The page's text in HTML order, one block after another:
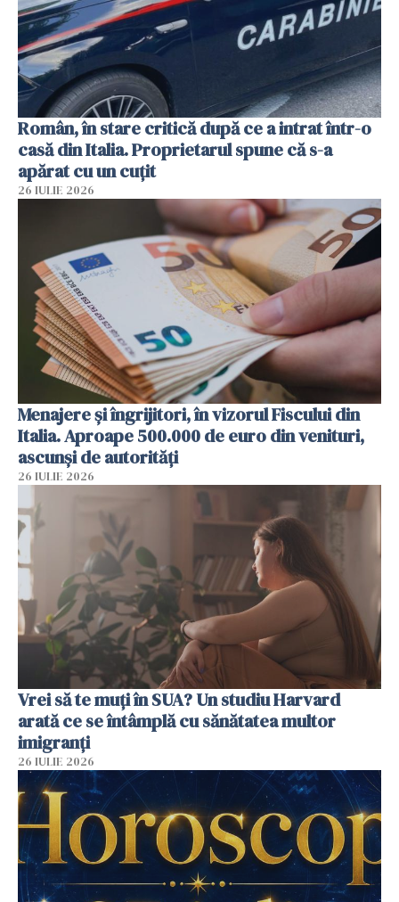
Român, în stare critică după ce a intrat într-o
casă din Italia. Proprietarul spune că s-a
apărat cu un cuțit
26 IULIE 2026
Menajere și îngrijitori, în vizorul Fiscului din
Italia. Aproape 500.000 de euro din venituri,
ascunși de autorități
26 IULIE 2026
Vrei să te muți în SUA? Un studiu Harvard
arată ce se întâmplă cu sănătatea multor
imigranți
26 IULIE 2026